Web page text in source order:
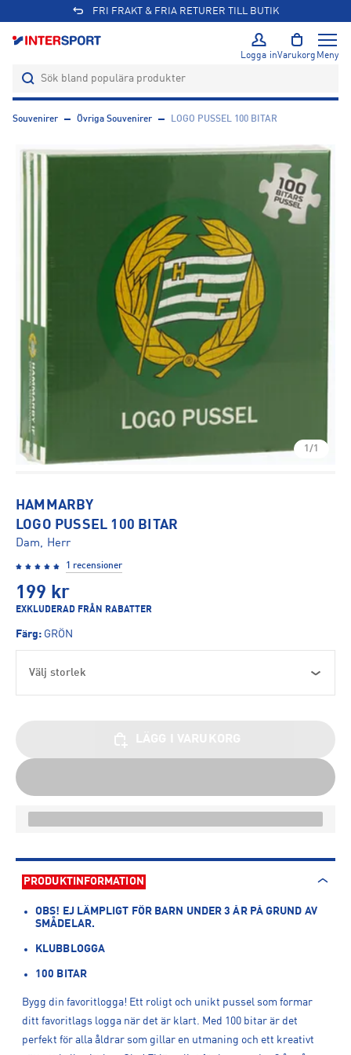
FRI FRAKT & FRIA RETURER TILL BUTIK
Logga inVarukorg Meny
Souvenirer Övriga Souvenirer LOGO PUSSEL 100 BITAR
1/1
HAMMARBY
LOGO PUSSEL 100 BITAR
Dam, Herr
1 recensioner
199 kr
EXKLUDERAD FRÅN RABATTER
Färg: GRÖN
Välj storlek
PRODUKTINFORMATION
OBS! EJ LÄMPLIGT FÖR BARN UNDER 3 ÅR PÅ GRUND AV
SMÅDELAR.
KLUBBLOGGA
100 BITAR
Bygg din favoritlogga! Ett roligt och unikt pussel som formar
ditt favoritlags logga när det är klart. Med 100 bitar är det
perfekt för alla åldrar som gillar en utmaning och ett kreativt